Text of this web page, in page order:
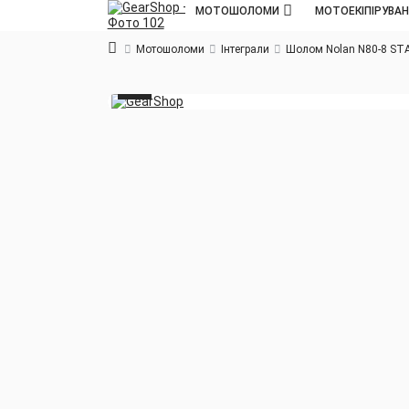
МОТОШОЛОМИ
Мотошоломи Інтеграли Шолом Nolan N80-8